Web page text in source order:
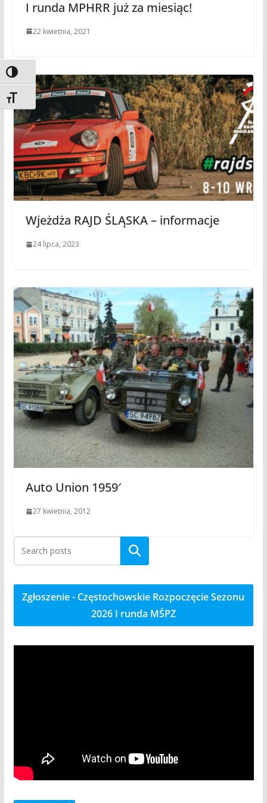
Toggle High Contrast
Toggle Font size
I runda MPHRR już za miesiąc!
22 kwietnia, 2021
Wjeżdża RAJD ŚLĄSKA – informacje
24 lipca, 2023
Auto Union 1959′
27 kwietnia, 2012
Szukaj
Zgłoszenie - Częstochowskie Rozpoczęcie Sezonu
2026 I runda MŚPZ